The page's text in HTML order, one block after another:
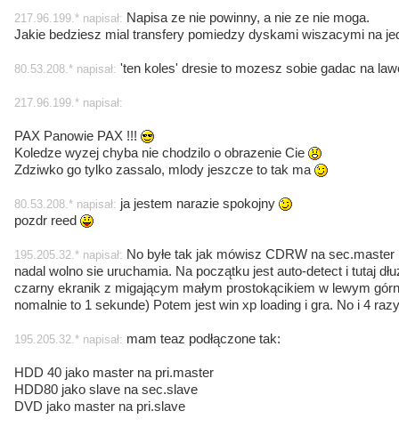
217.96.199.* napisał: Napisa ze nie powinny, a nie ze nie moga.
Jakie bedziesz mial transfery pomiedzy dyskami wiszacymi na
80.53.208.* napisał: 'ten koles' dresie to mozesz sobie gadac na
217.96.199.* napisał:
PAX Panowie PAX !!!
Koledze wyzej chyba nie chodzilo o obrazenie Cie
Zdziwko go tylko zassalo, mlody jeszcze to tak ma
80.53.208.* napisał: ja jestem narazie spokojny
pozdr reed
195.205.32.* napisał: No byłe tak jak mówisz CDRW na
nadal wolno sie uruchamia. Na początku jest auto-detect i tutaj
czarny ekranik z migającym małym prostokącikiem w lewym
nomalnie to 1 sekunde) Potem jest win xp loading i gra. No i 4
195.205.32.* napisał: mam teaz podłączone tak:
HDD 40 jako master na pri.master
HDD80 jako slave na sec.slave
DVD jako master na pri.slave